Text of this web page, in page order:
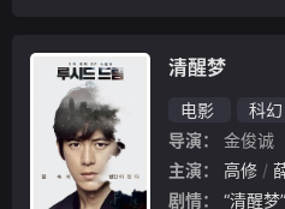
清醒梦
电影 科幻
导演：
金俊诚
主演：
高修
剧情：